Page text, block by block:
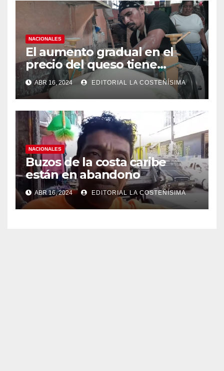
NACIONALES
El aumento gradual en el
precio del queso tiene
efectos a las Panaderias
ABR 16, 2024 EDITORIAL LA COSTEÑÍSIMA
NACIONALES
Buzos de la costa caribe
están en abandono
ABR 16, 2024 EDITORIAL LA COSTEÑÍSIMA